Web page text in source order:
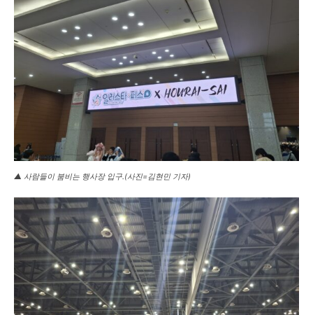
▲ 사람들이 붐비는 행사장 입구.(사진=김현민 기자)